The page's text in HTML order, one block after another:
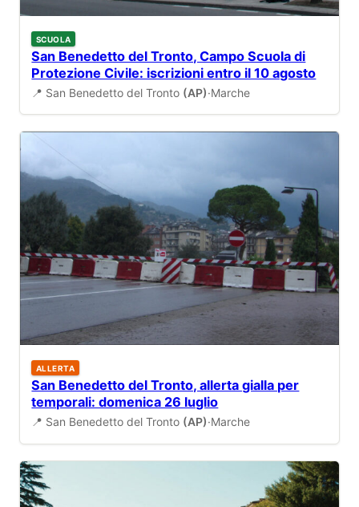
SCUOLA
San Benedetto del Tronto, Campo Scuola di
Protezione Civile: iscrizioni entro il 10 agosto
📍 San Benedetto del Tronto (AP)·Marche
ALLERTA
San Benedetto del Tronto, allerta gialla per
temporali: domenica 26 luglio
📍 San Benedetto del Tronto (AP)·Marche